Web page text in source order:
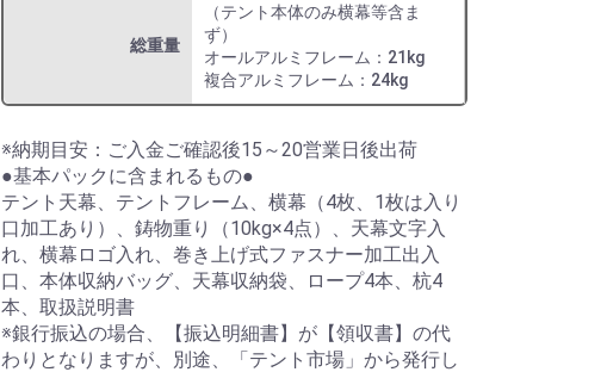
総重量
（テント本体のみ横幕等含ま
ず）
オールアルミフレーム：21kg
複合アルミフレーム：24kg
※納期目安：ご入金ご確認後15～20営業日後出荷
●基本パックに含まれるもの●
テント天幕、テントフレーム、横幕（4枚、1枚は入り
口加工あり）、鋳物重り（10kg×4点）、天幕文字入
れ、横幕ロゴ入れ、巻き上げ式ファスナー加工出入
口、本体収納バッグ、天幕収納袋、ロープ4本、杭4
本、取扱説明書
※銀行振込の場合、【振込明細書】が【領収書】の代
わりとなりますが、別途、「テント市場」から発行し